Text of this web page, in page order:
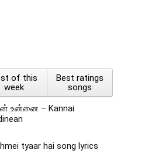
of this
week
Best ratings
songs
உன்னை – Kannai
tyaar hai song lyrics